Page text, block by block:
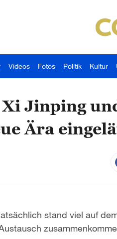
Videos Fotos Politik Kultur
Jinping
Ära
stand viel auf